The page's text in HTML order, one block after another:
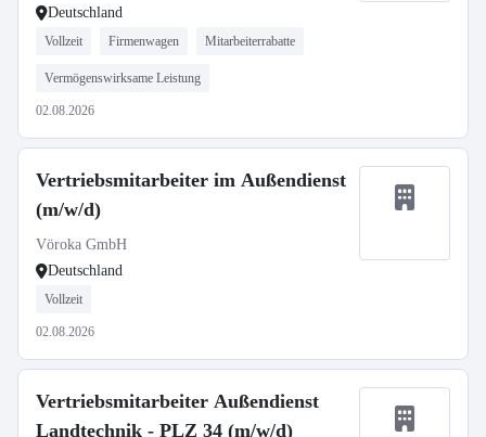
Deutschland
Vollzeit Firmenwagen Mitarbeiterrabatte
Vermögenswirksame Leistung
02.08.2026
Vertriebsmitarbeiter im Außendienst
(m/w/d)
Vöroka GmbH
Deutschland
Vollzeit
02.08.2026
Vertriebsmitarbeiter Außendienst
Landtechnik - PLZ 34 (m/w/d)